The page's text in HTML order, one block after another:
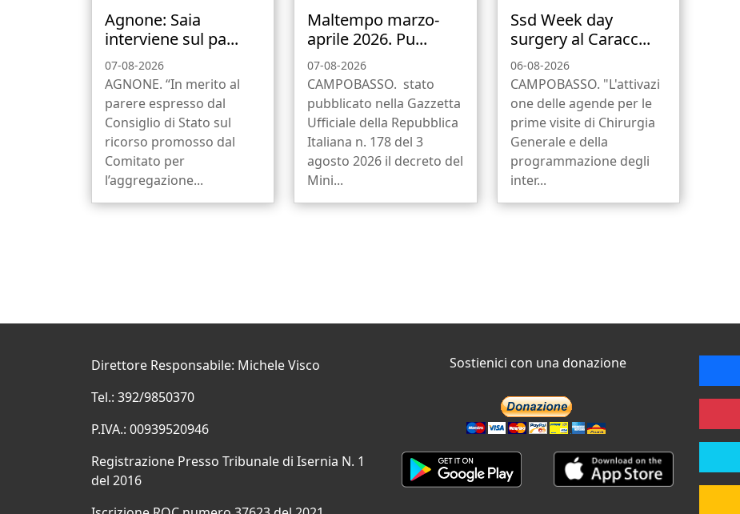
Agnone: Saia
interviene sul pa...
07-08-2026
AGNONE. “In merito al
parere espresso dal
Consiglio di Stato sul
ricorso promosso dal
Comitato per
l’aggregazione...
Maltempo marzo-
aprile 2026. Pu...
07-08-2026
CAMPOBASSO. stato
pubblicato nella Gazzetta
Ufficiale della Repubblica
Italiana n. 178 del 3
agosto 2026 il decreto del
Mini...
Ssd Week day
surgery al Caracc...
06-08-2026
CAMPOBASSO. "L'attivazi
one delle agende per le
prime visite di Chirurgia
Generale e della
programmazione degli
inter...
Direttore Responsabile: Michele Visco
Tel.: 392/9850370
P.IVA.: 00939520946
Registrazione Presso Tribunale di Isernia N. 1
del 2016
Sostienici con una donazione